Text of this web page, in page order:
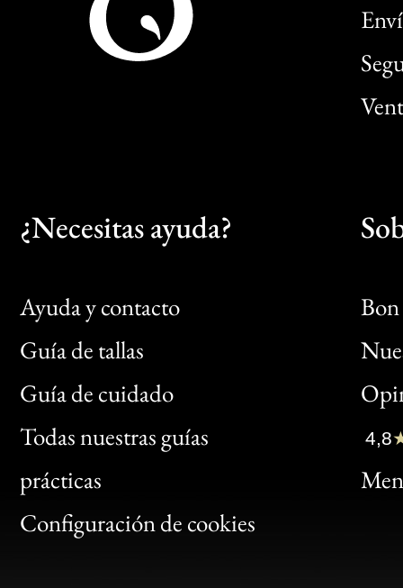
¿Necesitas ayuda?
Ayuda y contacto
Guía de tallas
Guía de cuidado
Todas nuestras guías
prácticas
Configuración de cookies
Bon
Clic
Bon
4,8